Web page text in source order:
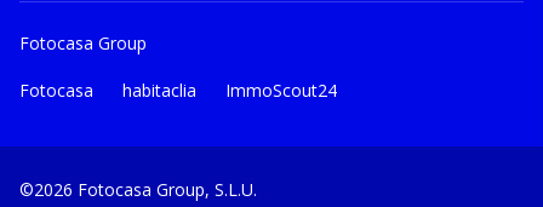
Fotocasa Group
Fotocasa habitaclia ImmoScout24
©2026 Fotocasa Group, S.L.U.